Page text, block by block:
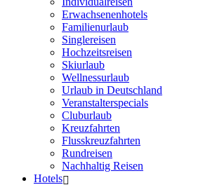
Erwachsenenhotels
Familienurlaub
Singlereisen
Hochzeitsreisen
Skiurlaub
Wellnessurlaub
Urlaub in Deutschland
Veranstalterspecials
Cluburlaub
Kreuzfahrten
Flusskreuzfahrten
Rundreisen
Nachhaltig Reisen
Hotels